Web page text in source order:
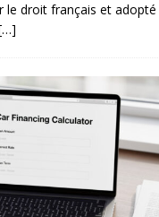
le droit français et